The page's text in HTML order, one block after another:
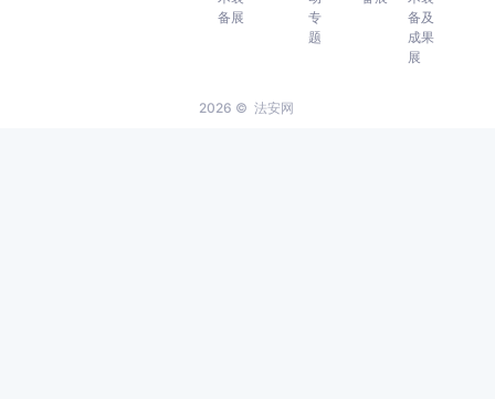
2026 © 法安网
备展
专
题
备及
成果
展